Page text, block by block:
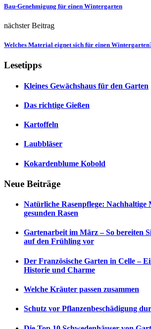
Bau-Genehmigung für einen Wintergarten
nächster Beitrag
Welches Material eignet sich für einen
Lesetipps
Kleines Gewächshaus für den Garten
Das richtige Gießen
Kartoffeln
Laubbläser
Kokardenblume Kobold
Neue Beiträge
Natürliche Rasenpflege: Nachhaltige
gesunden Rasen
Gartenarbeit im März – So bereiten
auf den Frühling vor
Der Französische Garten in Celle –
Historie und Charme
Welche Kräuter passen zusammen
Schutz vor Pflanzenbeschädigung